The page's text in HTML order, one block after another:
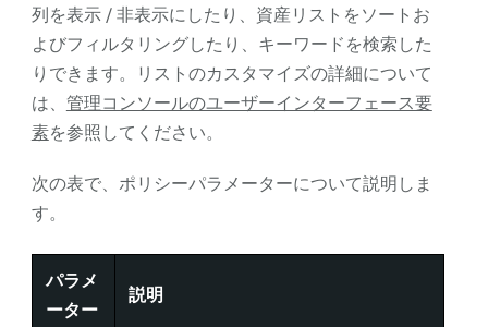
列を表示 / 非表示にしたり、資産リストをソートお
よびフィルタリングしたり、キーワードを検索した
りできます。リストのカスタマイズの詳細について
は、 管理コンソールのユーザーインターフェース要
素を参照してください。
次の表で、ポリシーパラメーターについて説明しま
す。
パラメ
ーター
説明